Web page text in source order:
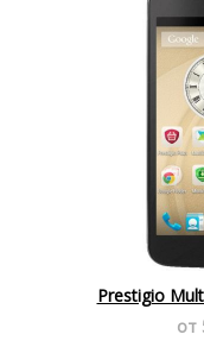
Prestigio
от